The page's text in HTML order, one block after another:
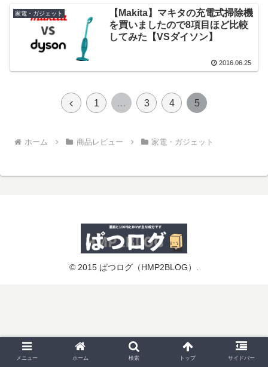
家電・ガジェット
【Makita】マキタの充電式掃除機
を買いましたので8項目ほど比較
してみた【VSダイソン】
2016.06.25
前
1 … 3 4 5
ホーム 商品レビュー 家電・ガジェット
© 2015 ぱつログ（HMP2BLOG）.
メニュー ホーム 検索 トップ サイドバー